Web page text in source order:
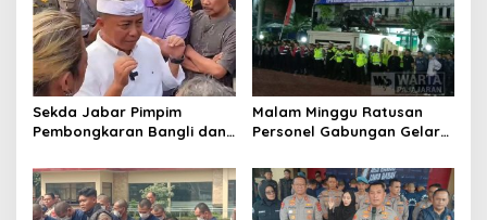
Sekda Jabar Pimpim
Pembongkaran Bangli dan
Kiaracondong
Malam Minggu Ratusan
Personel Gabungan Gelar
Besar Kabupaten Bandung